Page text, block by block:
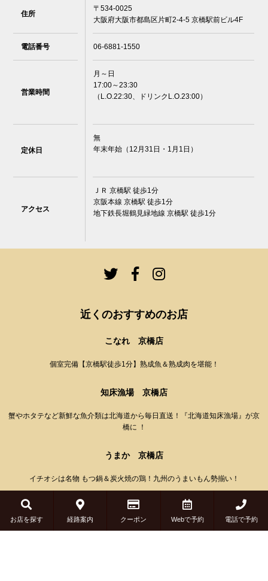
住所
〒534-0025
大阪府大阪市都島区片町2-4-5 京橋駅前ビル4F
電話番号 06-6881-1550
営業時間
月～日
17:00～23:30
（L.O.22:30、ドリンクL.O.23:00）
定休日
無
年末年始（12月31日・1月1日）
アクセス
ＪＲ 京橋駅 徒歩1分
京阪本線 京橋駅 徒歩1分
地下鉄長堀鶴見緑地線 京橋駅 徒歩1分
近くのおすすめのお店
こなれ 京橋店
個室完備【京橋駅徒歩1分】熟成魚＆熟成肉を堪能！
知床漁場 京橋店
蟹やホタテなど新鮮な魚介類は北海道から毎日直送！『北海道知床漁場』が京
橋に ！
うまか 京橋店
イチオシは名物 もつ鍋＆炭火焼の鶏！九州のうまいもん勢揃い！
Top Course
お店を探す 経路案内 クーポン Webで予約 電話で予約